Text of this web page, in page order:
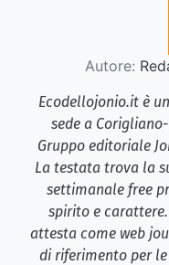
Autore:
Ecodellojonio.it è
sede a
Gruppo editoriale
La testata trova la
settimanale free
spirito e carattere.
attesta come web
di riferimento per